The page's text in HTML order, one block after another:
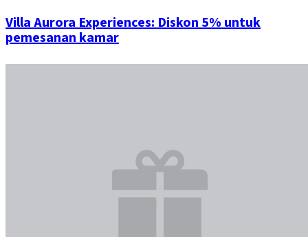
Villa Aurora Experiences: Diskon 5% untuk
pemesanan kamar